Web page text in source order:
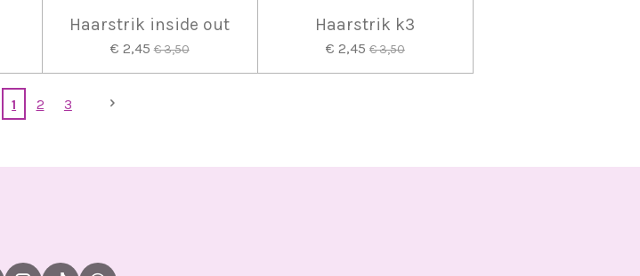
Haarstrik inside out
€ 2,45 € 3,50
Haarstrik k3
€ 2,45 € 3,50
1 2 3